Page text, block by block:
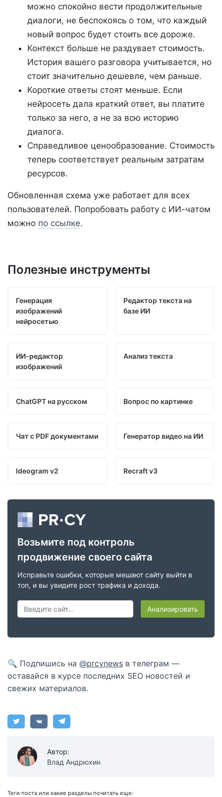
можно спокойно вести продолжительные
диалоги, не беспокоясь о том, что каждый
новый вопрос будет стоить все дороже.
Контекст больше не раздувает стоимость.
История вашего разговора учитывается, но
стоит значительно дешевле, чем раньше.
Короткие ответы стоят меньше. Если
нейросеть дала краткий ответ, вы платите
только за него, а не за всю историю
диалога.
Справедливое ценообразование. Стоимость
теперь соответствует реальным затратам
ресурсов.
Обновленная схема уже работает для всех
пользователей. Попробовать работу с ИИ-чатом
можно по ссылке.
Полезные инструменты
Генерация
изображений
нейросетью
Редактор текста на
базе ИИ
ИИ-редактор
изображений
Анализ текста
ChatGPT на русском Вопрос по картинке
Чат с PDF документами Генератор видео на ИИ
Ideogram v2 Recraft v3
Возьмите под контроль
продвижение своего сайта
Исправьте ошибки, которые мешают сайту выйти в
топ, и вы увидите рост трафика и дохода.
Анализировать
🔍 Подпишись на @prcynews в телеграм —
оставайся в курсе последних SEO новостей и
свежих материалов.
Автор:
Влад Андрюхин
Теги поста или какие разделы почитать еще: